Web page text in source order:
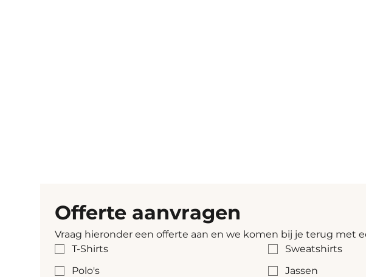
Offerte aanvragen
Vraag hieronder een offerte aan en we komen bij je terug met
T-Shirts
Sweatshirts
Polo's
Jassen